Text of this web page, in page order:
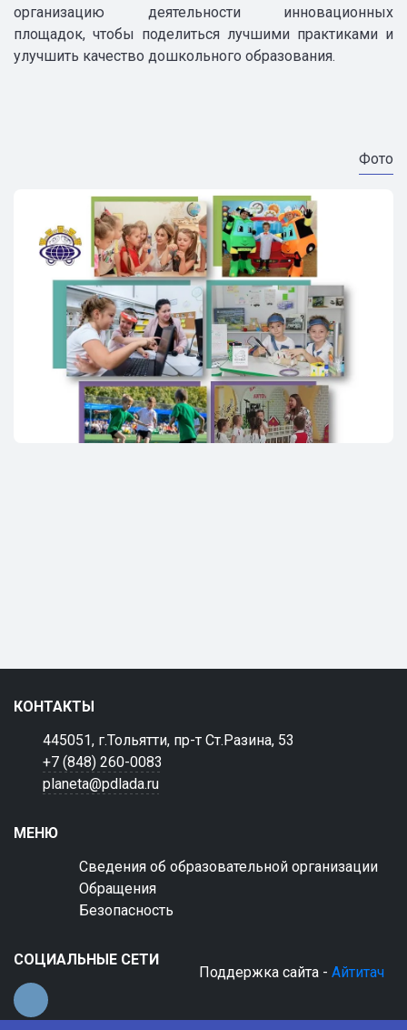
организацию деятельности инновационных
площадок, чтобы поделиться лучшими практиками и
улучшить качество дошкольного образования.
Фото
КОНТАКТЫ
445051, г.Тольятти, пр-т Ст.Разина, 53
+7 (848) 260-0083
planeta@pdlada.ru
МЕНЮ
Сведения об образовательной организации
Обращения
Безопасность
СОЦИАЛЬНЫЕ СЕТИ
Поддержка сайта - Айтитач